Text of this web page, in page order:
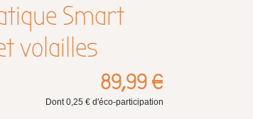
Smart
volailles
89,99 €
Dont 0,25 € d'éco-participation